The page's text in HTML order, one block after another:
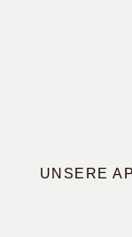
UNSERE